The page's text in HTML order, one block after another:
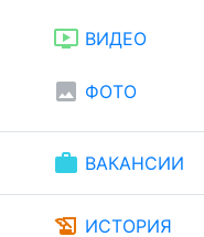
ondemand_video ВИДЕО
image ФОТО
work ВАКАНСИИ
history_edu ИСТОРИЯ